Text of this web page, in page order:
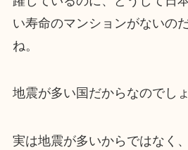
い寿命のマンションがないの
ね。
地震が多い国だからなのでし
実は地震が多いからではなく